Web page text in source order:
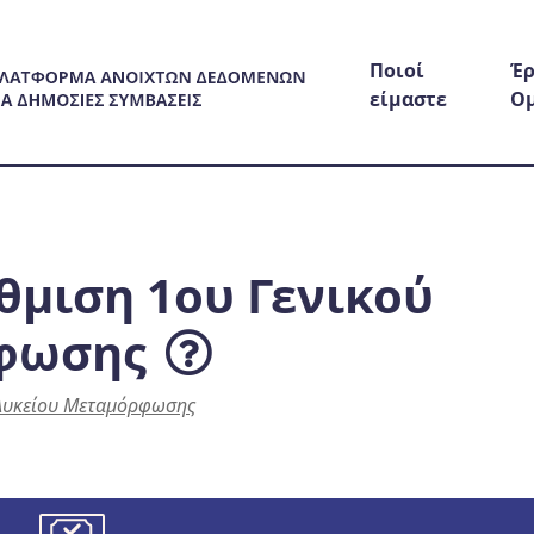
Ποιοί
είμαστε
1ου Γενικού
Μεταμόρφωσης